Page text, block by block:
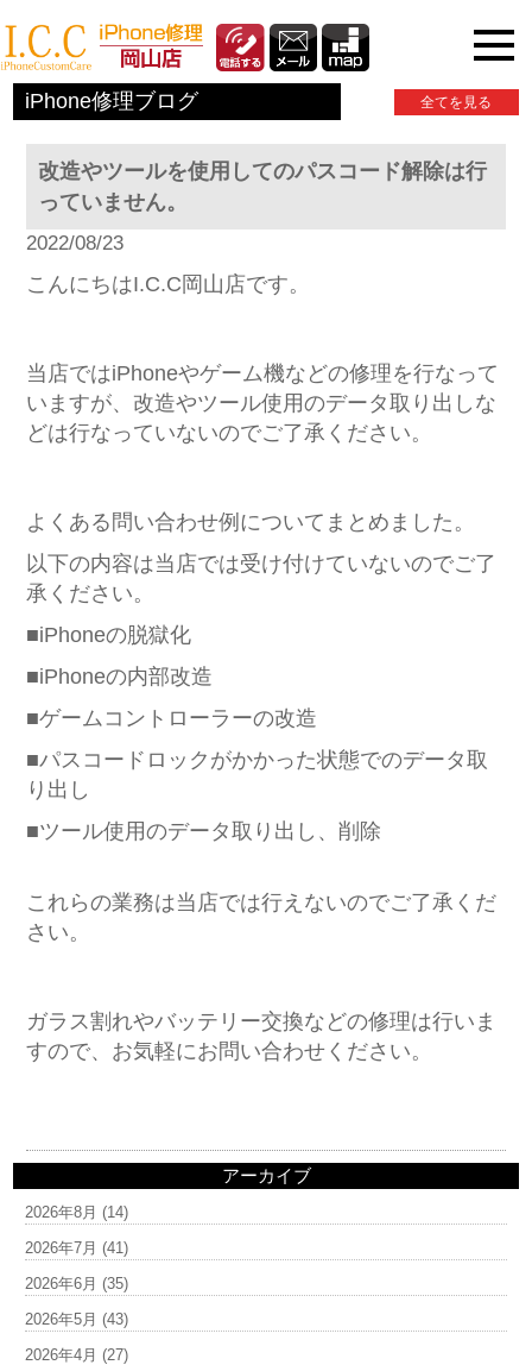
iPhone修理ブログ 全てを見る
改造やツールを使用してのパスコード解除は行
っていません。
2022/08/23
こんにちはI.C.C岡山店です。
当店ではiPhoneやゲーム機などの修理を行なって
いますが、改造やツール使用のデータ取り出しな
どは行なっていないのでご了承ください。
よくある問い合わせ例についてまとめました。
以下の内容は当店では受け付けていないのでご了
承ください。
■iPhoneの脱獄化
■iPhoneの内部改造
■ゲームコントローラーの改造
■パスコードロックがかかった状態でのデータ取
り出し
■ツール使用のデータ取り出し、削除
これらの業務は当店では行えないのでご了承くだ
さい。
ガラス割れやバッテリー交換などの修理は行いま
すので、お気軽にお問い合わせください。
アーカイブ
2026年8月 (14)
2026年7月 (41)
2026年6月 (35)
2026年5月 (43)
2026年4月 (27)